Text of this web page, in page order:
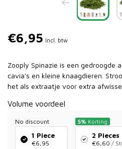
€6,95 Incl. btw
Zooply Spinazie is een gedroogde
cavia's en kleine knaagdieren.
het als extraatje voor extra
Volume voordeel
No discount
1 Piece
€6,95
5% Korting
2 Pieces
€6,60 /